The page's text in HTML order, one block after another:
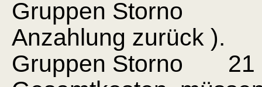
Gruppen Storno
Anzahlung zurück ).
Gruppen Storno 21